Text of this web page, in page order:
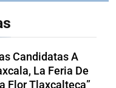
Candidatas A
La Feria De
Flor Tlaxcalteca”